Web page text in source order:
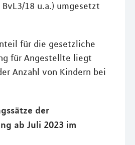
18 u.a.) umgesetzt
für die gesetzliche
für Angestellte liegt
Anzahl von Kindern bei
der
ab Juli 2023 im